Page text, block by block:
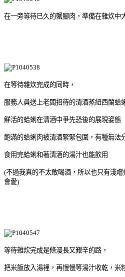
在一旁等待已久的蟹腳肉，準備在雜炊中
在等待雜炊完成的同時，
服務人員送上老闆招待的清酒蒸紐西蘭蛤
鮮活的蛤蜊在清酒中爭先恐後的展現姿態
飽滿的蛤蜊肉被清酒緊緊包圍，有種無法
食用完蛤蜊和著清酒的湯汁也能飲用
(不過我真的不太敢喝酒，所以也只有淺
會愛)
等待雜炊完成是條漫長又艱辛的路，
把米飯放入湯裡，再慢慢等湯汁收乾，米